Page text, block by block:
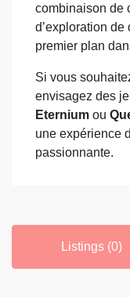
combinaison de
d’exploration
premier plan
Si vous
envisagez des
Eternium ou
une expérience
passionnante.
Listings (0)